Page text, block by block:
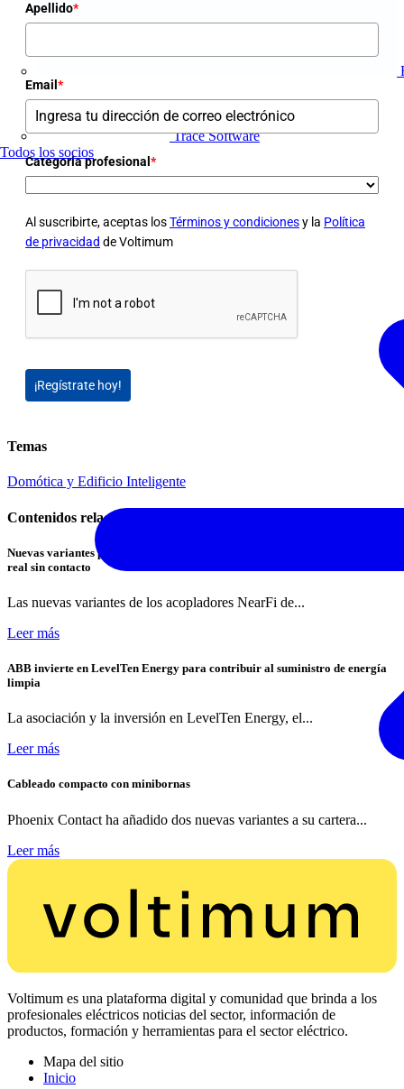
Trace Software
Todos los socios
Apellido*
Email *
Categoria profesional *
Al suscribirte, aceptas losTérminos y condicionesy la Política
de privacidad de Voltimum
¡Regístrate hoy!
Temas
Domótica y Edificio Inteligente
Contenidos relacionados
Nuevas variantes para la transmisión de energía y datos Ethernet en tiempo
real sin contacto
Las nuevas variantes de los acopladores NearFi de...
Leer más
ABB invierte en LevelTen Energy para contribuir al suministro de energía
limpia
La asociación y la inversión en LevelTen Energy, el...
Leer más
Cableado compacto con minibornas
Phoenix Contact ha añadido dos nuevas variantes a su cartera...
Leer más
Voltimum es una plataforma digital y comunidad que brinda a los
profesionales eléctricos noticias del sector, información de
productos, formación y herramientas para el sector eléctrico.
Mapa del sitio
Inicio